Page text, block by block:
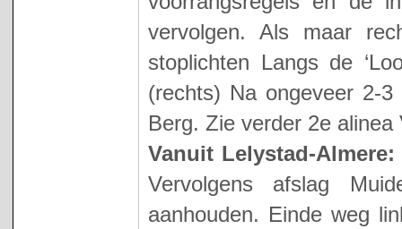
vervolgen. Als maar
stoplichten Langs de
(rechts) Na ongeveer 2-
Berg. Zie verder 2e
Vanuit Lelystad-
Vervolgens afslag
aanhouden. Einde weg